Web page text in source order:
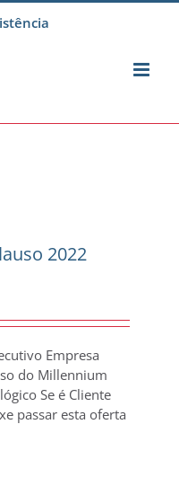
2022
Empresa
do Millennium
Se é Cliente
passar esta oferta